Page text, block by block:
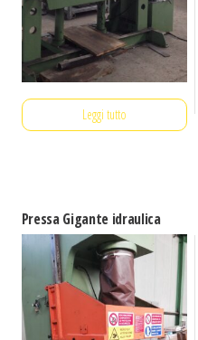
Leggi tutto
Pressa Gigante idraulica